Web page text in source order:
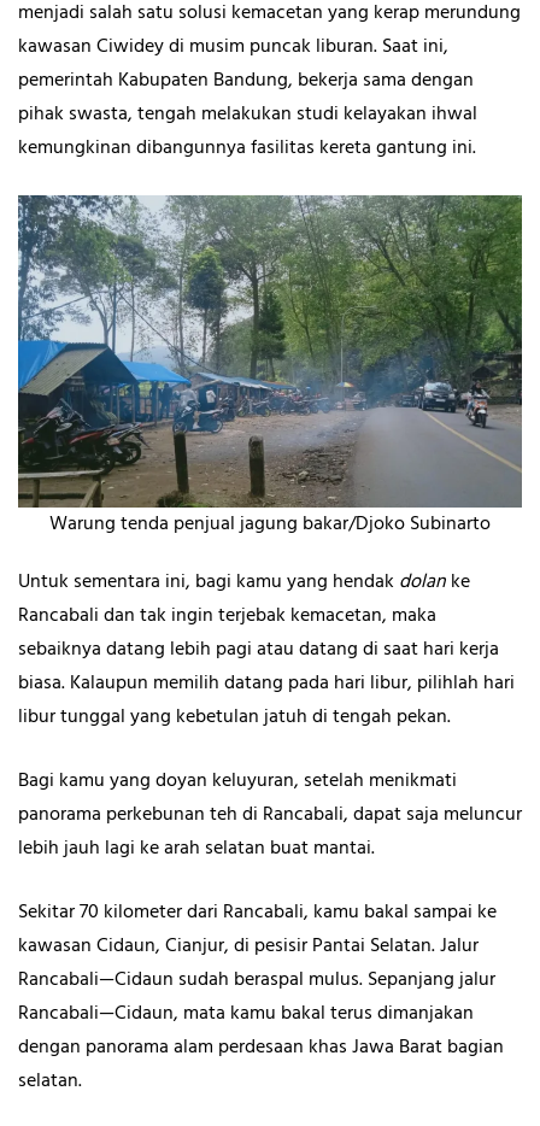
menjadi salah satu solusi kemacetan yang kerap merundung
kawasan Ciwidey di musim puncak liburan. Saat ini,
pemerintah Kabupaten Bandung, bekerja sama dengan
pihak swasta, tengah melakukan studi kelayakan ihwal
kemungkinan dibangunnya fasilitas kereta gantung ini.
Warung tenda penjual jagung bakar/Djoko Subinarto
Untuk sementara ini, bagi kamu yang hendak dolanke
Rancabali dan tak ingin terjebak kemacetan, maka
sebaiknya datang lebih pagi atau datang di saat hari kerja
biasa. Kalaupun memilih datang pada hari libur, pilihlah hari
libur tunggal yang kebetulan jatuh di tengah pekan.
Bagi kamu yang doyan keluyuran, setelah menikmati
panorama perkebunan teh di Rancabali, dapat saja meluncur
lebih jauh lagi ke arah selatan buat mantai.
Sekitar 70 kilometer dari Rancabali, kamu bakal sampai ke
kawasan Cidaun, Cianjur, di pesisir Pantai Selatan. Jalur
Rancabali—Cidaun sudah beraspal mulus. Sepanjang jalur
Rancabali—Cidaun, mata kamu bakal terus dimanjakan
dengan panorama alam perdesaan khas Jawa Barat bagian
selatan.